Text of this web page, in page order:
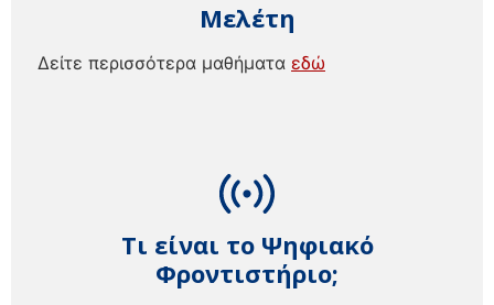
Τι είναι το Ψηφιακό
Φροντιστήριο;
Μελέτη
Δείτε περισσότερα μαθήματα εδώ